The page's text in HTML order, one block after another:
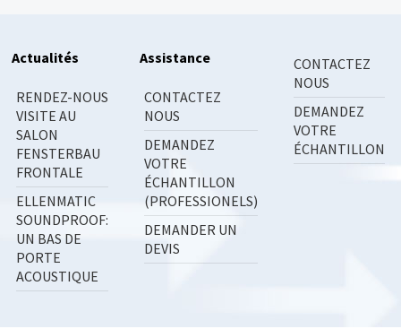
Actualités
RENDEZ-NOUS
VISITE AU
SALON
FENSTERBAU
FRONTALE
ELLENMATIC
SOUNDPROOF:
UN BAS DE
PORTE
ACOUSTIQUE
Assistance
CONTACTEZ
NOUS
DEMANDEZ
VOTRE
ÉCHANTILLON
(PROFESSIONELS)
DEMANDER UN
DEVIS
CONTACTEZ
NOUS
DEMANDEZ
VOTRE
ÉCHANTILLON